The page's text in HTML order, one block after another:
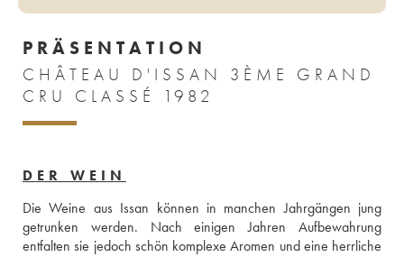
PRÄSENTATION
CHÂTEAU D'ISSAN 3ÈME GRAND
CRU CLASSÉ 1982
DER WEIN
Die Weine aus Issan können in manchen Jahrgängen jung
getrunken werden. Nach einigen Jahren Aufbewahrung
entfalten sie jedoch schön komplexe Aromen und eine herrliche